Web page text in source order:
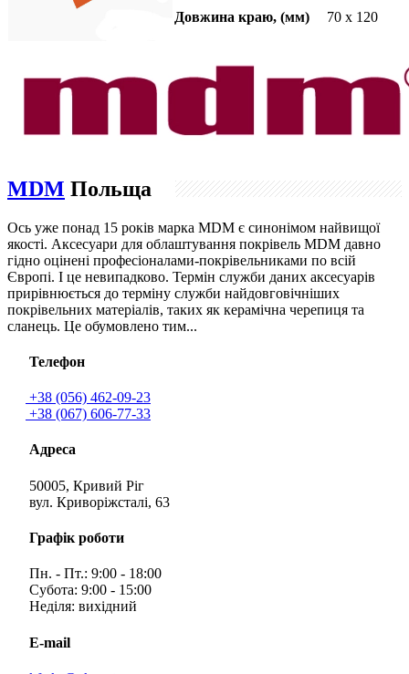
Довжина краю, (мм) 70 х 120
MDM Польща
Ось уже понад 15 років марка MDM є синонімом найвищої
якості. Аксесуари для облаштування покрівель MDM давно
гідно оцінені професіоналами-покрівельниками по всій
Європі. І це невипадково. Термін служби даних аксесуарів
прирівнюється до терміну служби найдовговічніших
покрівельних матеріалів, таких як керамічна черепиця та
сланець. Це обумовлено тим...
Телефон
+38 (056) 462-09-23
+38 (067) 606-77-33
Адреса
50005, Кривий Ріг
вул. Криворіжсталі, 63
Графік роботи
Пн. - Пт.: 9:00 - 18:00
Субота: 9:00 - 15:00
Неділя: вихідний
E-mail